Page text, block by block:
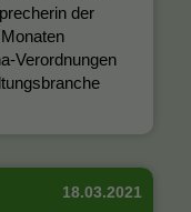
der
Verordnungen
18.03.2021